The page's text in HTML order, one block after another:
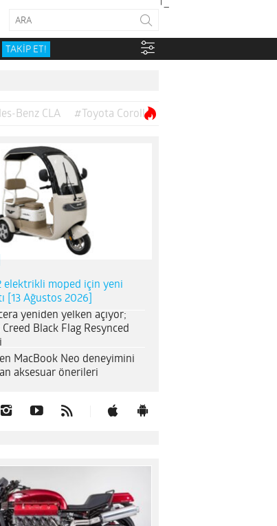
TAKİP ET!
Benz CLA #Toyota Corolla
elektrikli moped için yeni
[13 Ağustos 2026]
yeniden yelken açıyor;
Creed Black Flag Resynced
MacBook Neo deneyimini
aksesuar önerileri